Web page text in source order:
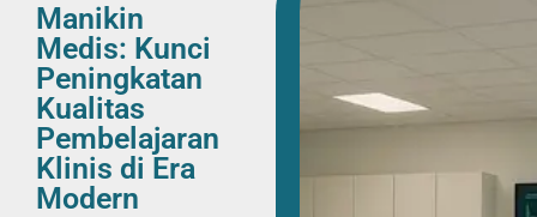
Manikin
Medis: Kunci
Peningkatan
Kualitas
Pembelajaran
Klinis di Era
Modern